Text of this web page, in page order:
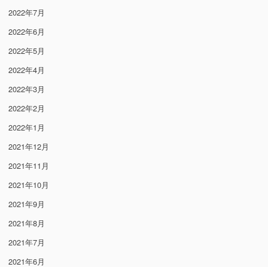
2022年7月
2022年6月
2022年5月
2022年4月
2022年3月
2022年2月
2022年1月
2021年12月
2021年11月
2021年10月
2021年9月
2021年8月
2021年7月
2021年6月